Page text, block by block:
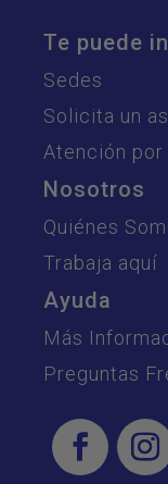
Te puede
Sedes
Solicita un
Atención por
Nosotros
Quiénes
Trabaja aquí
Ayuda
Más
Preguntas